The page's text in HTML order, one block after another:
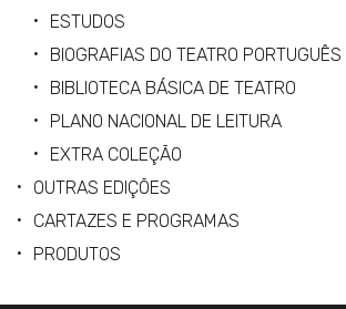
ESTUDOS
BIOGRAFIAS DO TEATRO PORTUGUÊS
BIBLIOTECA BÁSICA DE TEATRO
PLANO NACIONAL DE LEITURA
EXTRA COLEÇÃO
OUTRAS EDIÇÕES
CARTAZES E PROGRAMAS
PRODUTOS